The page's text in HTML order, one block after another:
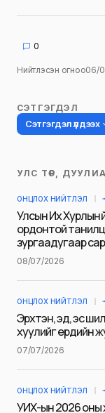
0
Нийтлэсэн огноо06/
СЭТГЭГДЭЛ
Сэтгэгдэл үлдээх
Таны имэйл
тэмдэглэсэн
Сэтгэгдэл*
Name
УЛС ТӨР,
ОНЦЛОХ НИЙТЛЭЛ
Улсын Их Хурлын
ордонтой
зургаадугаар
08/07/2026
ОНЦЛОХ НИЙТЛЭЛ
Эрхтэн, эд, эс
хуулийг ердийн
07/07/2026
ОНЦЛОХ НИЙТЛЭЛ
УИХ-ын 2026 оны